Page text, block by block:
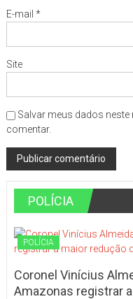
E-mail *
Site
Salvar meus dados neste
comentar.
POLÍCIA
POLÍCIA
Coronel Vinícius
Amazonas registrar